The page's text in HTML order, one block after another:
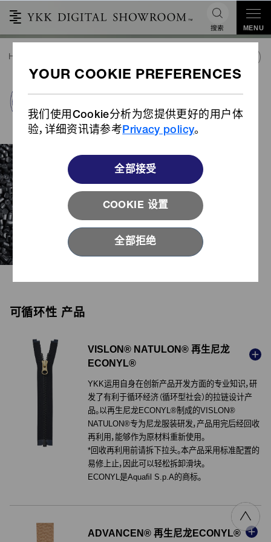
我们使用Cookie分析为您提供更好的用户体
验，详细资讯请参考Privacy policy。
COOKIE 设置
全部接受
全部拒绝
搜索 MENU
浏览更多
可循环性
利用，使宝贵资源能够得到持续利用。
打破传统的“取材、制造、浪费”的单向线性经
济体系，这些以回收为导向的产品可以被重
复使用或重新制造成新产品，从而使宝贵资
源能够得到持续利用。
这些循环型产品不仅可以节约有限资源，还
可以减少二氧化碳排放和能源使用。
可循环性 产品
VISLON® NATULON® 再生尼龙
ECONYL®
YKK运用自身在创新产品开发方面的专业知识，研
发了有利于循环经济（循环型社会）的拉链设计产
品。以再生尼龙ECONYL®制成的VISLON®
NATULON®专为尼龙服装研发，产品用完后经回收
再利用，能够作为原材料重新使用。
*回收再利用前请拆下拉头。本产品采用标准配置的
易修上止，因此可以轻松拆卸滑块。
ECONYL是Aquaﬁl S.p.A的商标。
ADVANCEN® 再生尼龙ECONYL®
HOME